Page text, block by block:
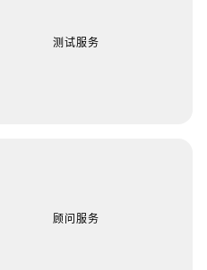
测试服务
顾问服务